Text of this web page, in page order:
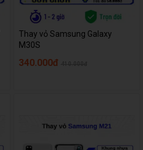
Thay vỏ Samsung Galaxy
M30S
340.000đ